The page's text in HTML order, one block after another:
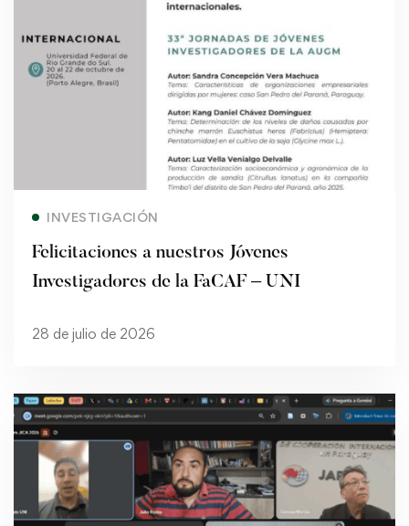
INVESTIGACIÓN
Felicitaciones a nuestros Jóvenes
Investigadores de la FaCAF – UNI
28 de julio de 2026